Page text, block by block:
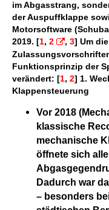
im Abgasstrang,
der Auspuffklappe
Motorsoftware
2019. [1, 2 , 3] Um
Funktionsprinzip der
verändert: [1, 2] 1.
Klappensteuerung
Vor 2018
klassische
mechanische
öffnete sich
Dadurch war
– besonders